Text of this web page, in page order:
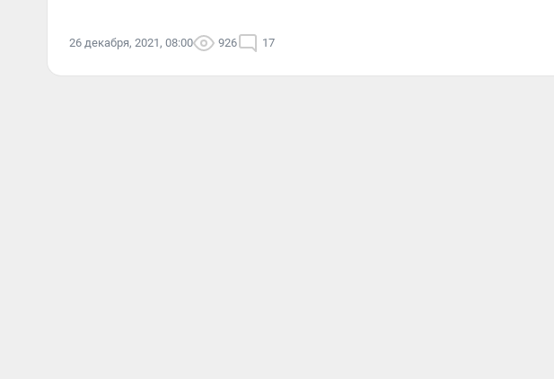
26 декабря, 2021, 08:00 926 17